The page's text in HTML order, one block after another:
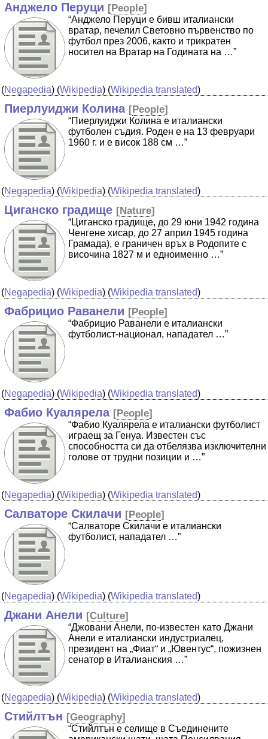
Анджело Перуци [People]
“Анджело Перуци е бивш италиански
вратар, печелил Световно първенство по
футбол през 2006, както и трикратен
носител на Вратар на Годината на …”
(Negapedia) (Wikipedia) (Wikipedia translated)
Пиерлуиджи Колина [People]
“Пиерлуиджи Колина е италиански
футболен съдия. Роден е на 13 февруари
1960 г. и е висок 188 см …”
(Negapedia) (Wikipedia) (Wikipedia translated)
Циганско градище [Nature]
“Циганско градище, до 29 юни 1942 година
Ченгене хисар, до 27 април 1945 година
Грамада), е граничен връх в Родопите с
височина 1827 м и едноименно …”
(Negapedia) (Wikipedia) (Wikipedia translated)
Фабрицио Раванели [People]
“Фабрицио Раванели е италиански
футболист-национал, нападател …”
(Negapedia) (Wikipedia) (Wikipedia translated)
Фабио Куалярела [People]
“Фабио Куалярела е италиански футболист
играещ за Генуа. Известен със
способността си да отбелязва изключителни
голове от трудни позиции и …”
(Negapedia) (Wikipedia) (Wikipedia translated)
Салваторе Скилачи [People]
“Салваторе Скилачи е италиански
футболист, нападател …”
(Negapedia) (Wikipedia) (Wikipedia translated)
Джани Анели [Culture]
“Джовани Анели, по-известен като Джани
Анели е италиански индустриалец,
президент на „Фиат“ и „Ювентус“, пожизнен
сенатор в Италианския …”
(Negapedia) (Wikipedia) (Wikipedia translated)
Стийлтън [Geography]
“Стийлтън е селище в Съединените